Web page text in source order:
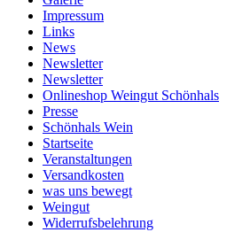
Impressum
Links
News
Newsletter
Newsletter
Onlineshop Weingut Schönhals
Presse
Schönhals Wein
Startseite
Veranstaltungen
Versandkosten
was uns bewegt
Weingut
Widerrufsbelehrung